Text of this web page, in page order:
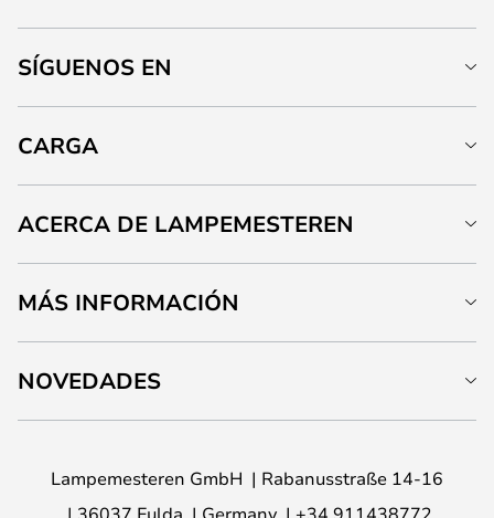
SÍGUENOS EN
CARGA
ACERCA DE LAMPEMESTEREN
MÁS INFORMACIÓN
NOVEDADES
Lampemesteren GmbH
Rabanusstraße 14-16
36037 Fulda
Germany +34 911438772